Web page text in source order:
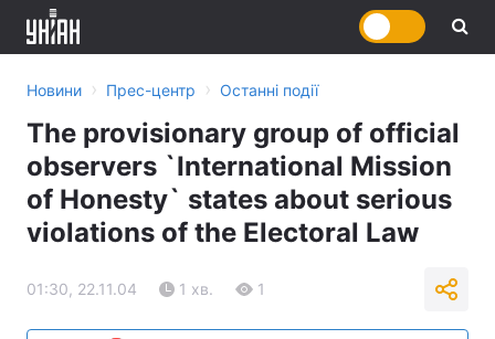
Новини › Прес-центр › Останні події
The provisionary group of official
observers `International Mission
of Honesty` states about serious
violations of the Electoral Law
01:30, 22.11.04 1 хв. 1